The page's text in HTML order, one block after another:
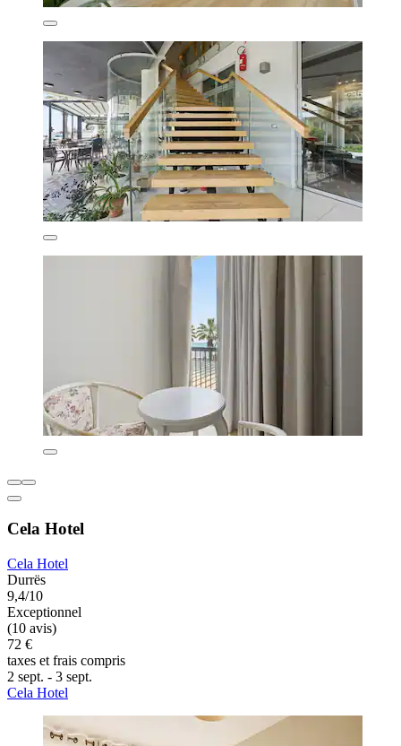
Cela Hotel
Cela Hotel
Durrës
9,4/10
Exceptionnel
(10 avis)
72 €
taxes et frais compris
2 sept. - 3 sept.
Cela Hotel